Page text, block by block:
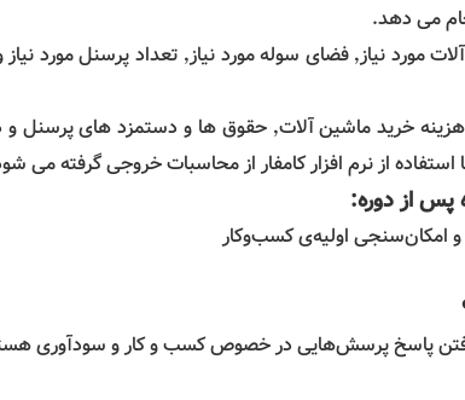
می دهد.
روش تولید محصول٬ ماشین آلات مورد نیاز٬ فضای
سرمایه در گردش مورد نیاز٬ هزینه خرید ماشین آلات٬
از نرم افزار کامفار از محاسبات خروجی گرفته می
از دوره:
امکان‌سنجی اولیه‌ی کسب‌وکار
یافتن پاسخ پرسش‌هایی در خصوص کسب و کار و سودآوری